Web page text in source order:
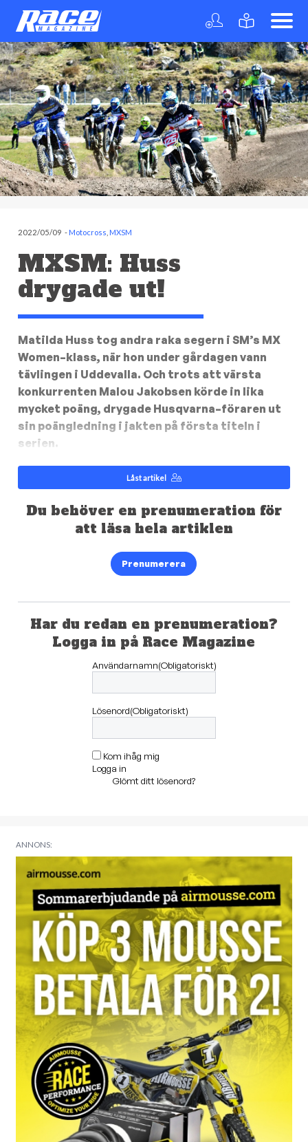
2022/05/09 -Motocross MXSM
MXSM: Huss
drygade ut!
Matilda Huss tog andra raka segern i SM’s MX
Women–klass, när hon under gårdagen vann
tävlingen i Uddevalla. Och trots att värsta
konkurrenten Malou Jakobsen körde in lika
mycket poäng, drygade Husqvarna–föraren ut
sin poängledning i jakten på första titeln i
serien.
Låst artikel
Du behöver en prenumeration för
att läsa hela artiklen
Prenumerera
Har du redan en prenumeration?
Logga in på Race Magazine
Användarnamn(Obligatoriskt)
Lösenord(Obligatoriskt)
Kom ihåg mig
Logga in
Glömt ditt lösenord?
ANNONS: